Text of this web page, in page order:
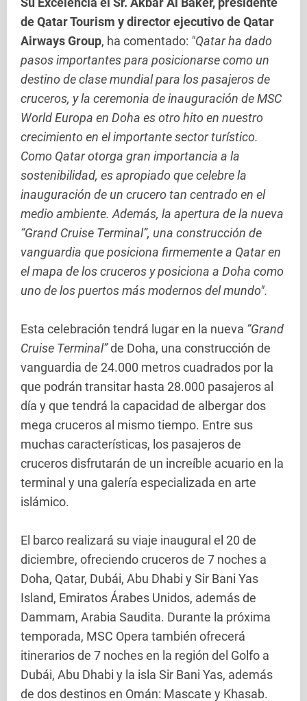
de Qatar Tourism y director ejecutivo de Qatar
Airways Group, ha comentado: "Qatar ha dado
pasos importantes para posicionarse como un
destino de clase mundial para los pasajeros de
cruceros, y la ceremonia de inauguración de MSC
World Europa en Doha es otro hito en nuestro
crecimiento en el importante sector turístico.
Como Qatar otorga gran importancia a la
sostenibilidad, es apropiado que celebre la
inauguración de un crucero tan centrado en el
medio ambiente. Además, la apertura de la nueva
“Grand Cruise Terminal”, una construcción de
vanguardia que posiciona firmemente a Qatar en
el mapa de los cruceros y posiciona a Doha como
uno de los puertos más modernos del mundo".
Esta celebración tendrá lugar en la nueva “Grand
Cruise Terminal”de Doha, una construcción de
vanguardia de 24.000 metros cuadrados por la
que podrán transitar hasta 28.000 pasajeros al
día y que tendrá la capacidad de albergar dos
mega cruceros al mismo tiempo. Entre sus
muchas características, los pasajeros de
cruceros disfrutarán de un increíble acuario en la
terminal y una galería especializada en arte
islámico.
El barco realizará su viaje inaugural el 20 de
diciembre, ofreciendo cruceros de 7 noches a
Doha, Qatar, Dubái, Abu Dhabi y Sir Bani Yas
Island, Emiratos Árabes Unidos, además de
Dammam, Arabia Saudita. Durante la próxima
temporada, MSC Opera también ofrecerá
itinerarios de 7 noches en la región del Golfo a
Dubái, Abu Dhabi y la isla Sir Bani Yas, además
de dos destinos en Omán: Mascate y Khasab.